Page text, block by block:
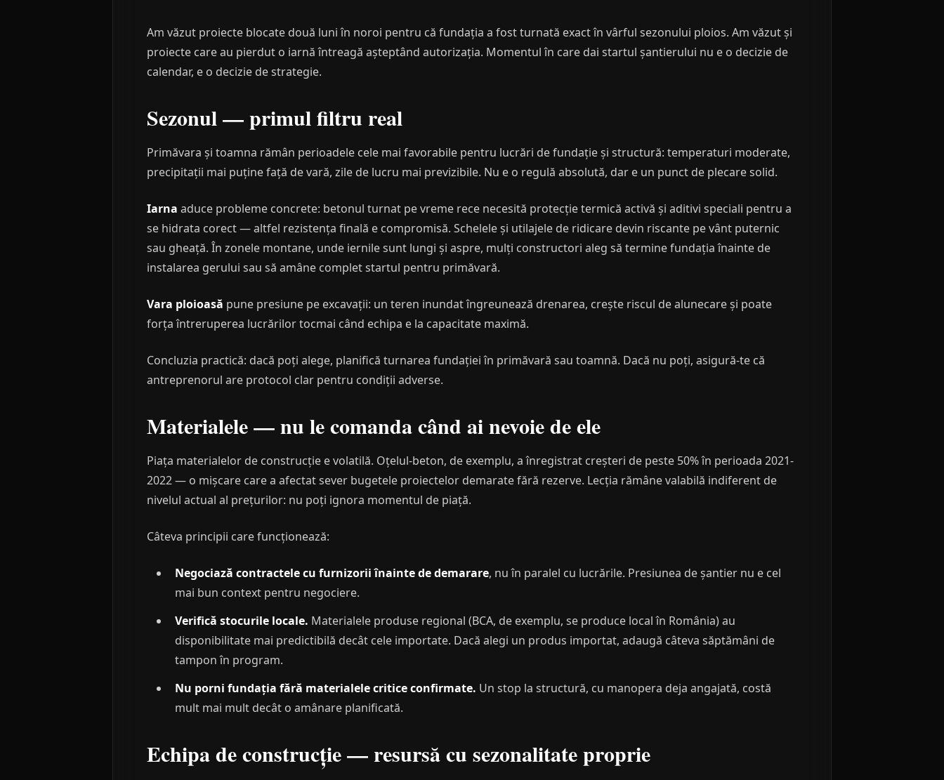
Am văzut proiecte blocate două luni în noroi pentru că fundația a fost turnată exact în vârful sezonului ploios. Am văzut și
proiecte care au pierdut o iarnă întreagă așteptând autorizația. Momentul în care dai startul șantierului nu e o decizie de
calendar, e o decizie de strategie.
Sezonul — primul filtru real
Primăvara și toamna rămân perioadele cele mai favorabile pentru lucrări de fundație și structură: temperaturi moderate,
precipitații mai puține față de vară, zile de lucru mai previzibile. Nu e o regulă absolută, dar e un punct de plecare solid.
Iarna aduce probleme concrete: betonul turnat pe vreme rece necesită protecție termică activă și aditivi speciali pentru a
se hidrata corect — altfel rezistența finală e compromisă. Schelele și utilajele de ridicare devin riscante pe vânt puternic
sau gheață. În zonele montane, unde iernile sunt lungi și aspre, mulți constructori aleg să termine fundația înainte de
instalarea gerului sau să amâne complet startul pentru primăvară.
Vara ploioasă pune presiune pe excavații: un teren inundat îngreunează drenarea, crește riscul de alunecare și poate
forța întreruperea lucrărilor tocmai când echipa e la capacitate maximă.
Concluzia practică: dacă poți alege, planifică turnarea fundației în primăvară sau toamnă. Dacă nu poți, asigură-te că
antreprenorul are protocol clar pentru condiții adverse.
Materialele — nu le comanda când ai nevoie de ele
Piața materialelor de construcție e volatilă. Oțelul-beton, de exemplu, a înregistrat creșteri de peste 50% în perioada 2021-
2022 — o mișcare care a afectat sever bugetele proiectelor demarate fără rezerve. Lecția rămâne valabilă indiferent de
nivelul actual al prețurilor: nu poți ignora momentul de piață.
Câteva principii care funcționează:
Negociază contractele cu furnizorii înainte de demarare, nu în paralel cu lucrările. Presiunea de șantier nu e cel
mai bun context pentru negociere.
Verifică stocurile locale. Materialele produse regional (BCA, de exemplu, se produce local în România) au
disponibilitate mai predictibilă decât cele importate. Dacă alegi un produs importat, adaugă câteva săptămâni de
tampon în program.
Nu porni fundația fără materialele critice confirmate. Un stop la structură, cu manopera deja angajată, costă
mult mai mult decât o amânare planificată.
Echipa de construcție — resursă cu sezonalitate proprie